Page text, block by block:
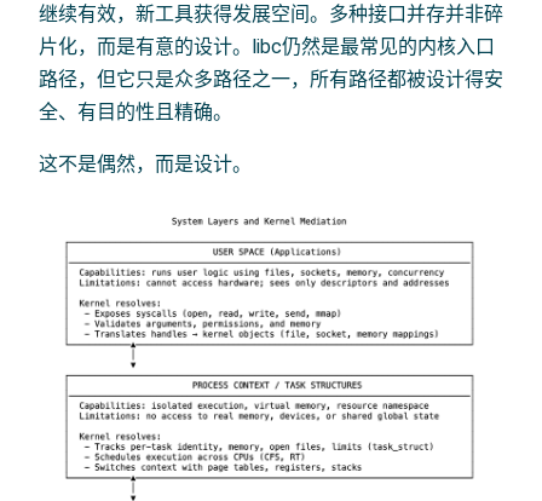
继续有效，新工具获得发展空间。多种接口并存并非碎
片化，而是有意的设计。libc仍然是最常见的内核入口
路径，但它只是众多路径之一，所有路径都被设计得安
全、有目的性且精确。
这不是偶然，而是设计。